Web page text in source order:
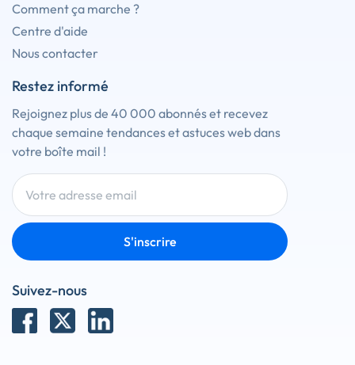
Comment ça marche ?
Centre d'aide
Nous contacter
Restez informé
Rejoignez plus de 40 000 abonnés et recevez
chaque semaine tendances et astuces web dans
votre boîte mail !
S'inscrire
Suivez-nous